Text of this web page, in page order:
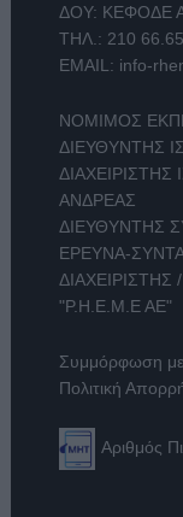
ΔΟΥ: ΚΕΦΟΔΕ
ΤΗΛ.: 210
EMAIL: info-
ΝΟΜΙΜΟΣ
ΔΙΕΥΘΥΝΤΗΣ
ΑΝΔΡΕΑΣ
ΔΙΕΥΘΥΝΤΗΣ
ΕΡΕΥΝΑ-
ΔΙΑΧΕΙΡΙΣΤΗΣ
"Ρ.Η.Ε.Μ.Ε ΑΕ"
Συμμόρφωση
Πολιτική
Αριθμός